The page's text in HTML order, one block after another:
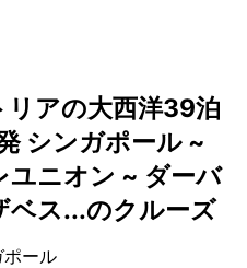
アの大西洋39泊
シンガポール ~
ユニオン ~ ダーバ
ベス...のクルーズ
ポール